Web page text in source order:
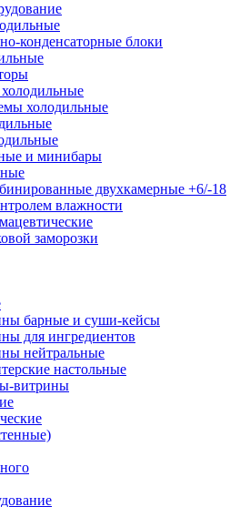
конденсаторные блоки
холодильные
и минибары
двухкамерные +6/-18
влажности
заморозки
барные и суши-кейсы
для ингредиентов
нейтральные
настольные
витрины